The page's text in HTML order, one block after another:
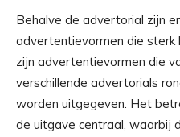
Behalve de advertorial zijn
advertentievormen die sterk
zijn advertentievormen die
verschillende advertorials
worden uitgegeven. Het
de uitgave centraal, waarbij